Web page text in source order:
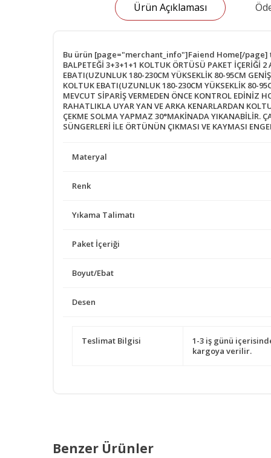
Ürün Açıklaması
Bu ürün [page="merchant_info"]Faiend Home[/
BALPETEĞİ 3+3+1+1 KOLTUK ÖRTÜSÜ PAKET İÇERİĞİ
EBATI(UZUNLUK 180-230CM YÜKSEKLİK 80-95CM
KOLTUK EBATI(UZUNLUK 180-230CM YÜKSEKLİK 80-
MEVCUT SİPARİŞ VERMEDEN ÖNCE KONTROL EDİNİZ
RAHATLIKLA UYAR YAN VE ARKA KENARLARDAN
ÇEKME SOLMA YAPMAZ 30°MAKİNADA YIKANABİLİR.
SÜNGERLERİ İLE ÖRTÜNÜN ÇIKMASI VE KAYMASI
Materyal
Renk
Yıkama Talimatı
Paket İçeriği
Boyut/Ebat
Desen
Teslimat Bilgisi
1-3 iş günü
kargoya verilir.
Benzer Ürünler